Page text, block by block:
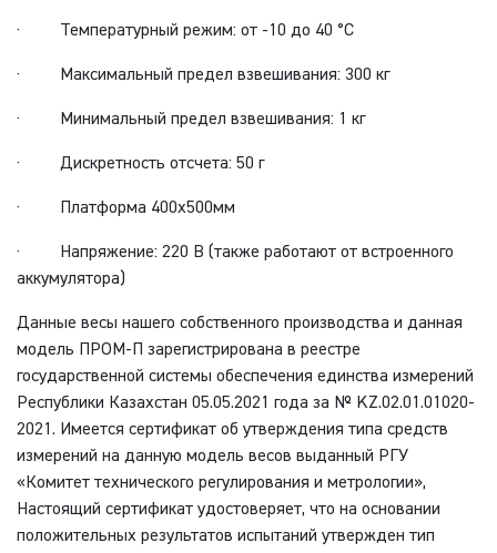
· Температурный режим: от -10 до 40 °С
· Максимальный предел взвешивания: 300 кг
· Минимальный предел взвешивания: 1 кг
· Дискретность отсчета: 50 г
· Платформа 400х500мм
· Напряжение: 220 В (также работают от встроенного
аккумулятора)
Данные весы нашего собственного производства и данная
модель ПРОМ-П зарегистрирована в реестре
государственной системы обеспечения единства измерений
Республики Казахстан 05.05.2021 года за № KZ.02.01.01020-
2021. Имеется сертификат об утверждения типа средств
измерений на данную модель весов выданный РГУ
«Комитет технического регулирования и метрологии»,
Настоящий сертификат удостоверяет, что на основании
положительных результатов испытаний утвержден тип